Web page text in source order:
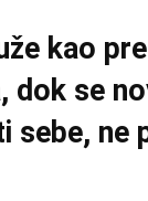
kao
dok se
sebe,